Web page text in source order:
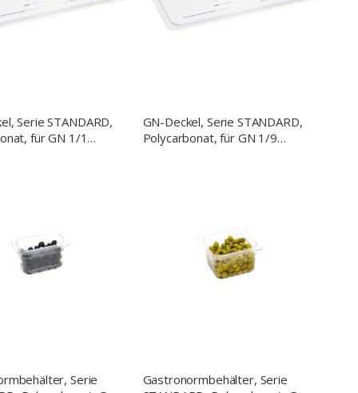
Serie STANDARD,
für GN 1/1
GN-Deckel, Serie STANDARD,
Polycarbonat, für GN 1/9
Serie
Gastronormbehälter, Serie